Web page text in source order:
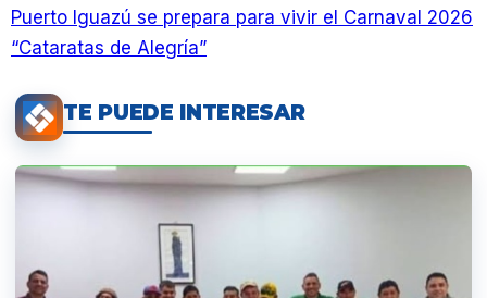
Puerto Iguazú se prepara para vivir el Carnaval 2026
“Cataratas de Alegría”
TE PUEDE INTERESAR